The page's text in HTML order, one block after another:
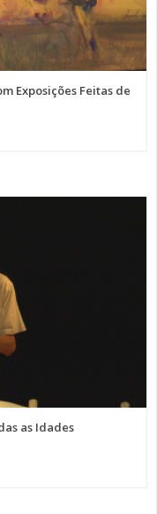
Exposições Feitas de
as Idades